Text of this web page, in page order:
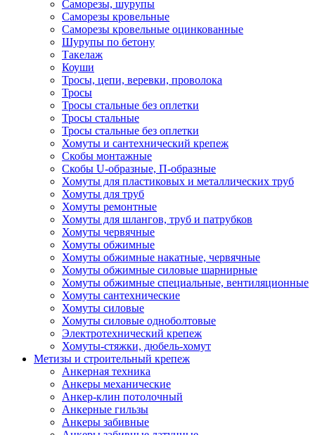
Саморезы, шурупы
Саморезы кровельные
Саморезы кровельные оцинкованные
Шурупы по бетону
Такелаж
Коуши
Тросы, цепи, веревки, проволока
Тросы
Тросы стальные без оплетки
Тросы стальные
Тросы стальные без оплетки
Хомуты и сантехнический крепеж
Скобы монтажные
Скобы U-образные, П-образные
Хомуты для пластиковых и металлических труб
Хомуты для труб
Хомуты ремонтные
Хомуты для шлангов, труб и патрубков
Хомуты червячные
Хомуты обжимные
Хомуты обжимные накатные, червячные
Хомуты обжимные силовые шарнирные
Хомуты обжимные специальные, вентиляционные
Хомуты сантехнические
Хомуты силовые
Хомуты силовые одноболтовые
Электротехнический крепеж
Хомуты-стяжки, дюбель-хомут
Метизы и строительный крепеж
Анкерная техника
Анкеры механические
Анкер-клин потолочный
Анкерные гильзы
Анкеры забивные